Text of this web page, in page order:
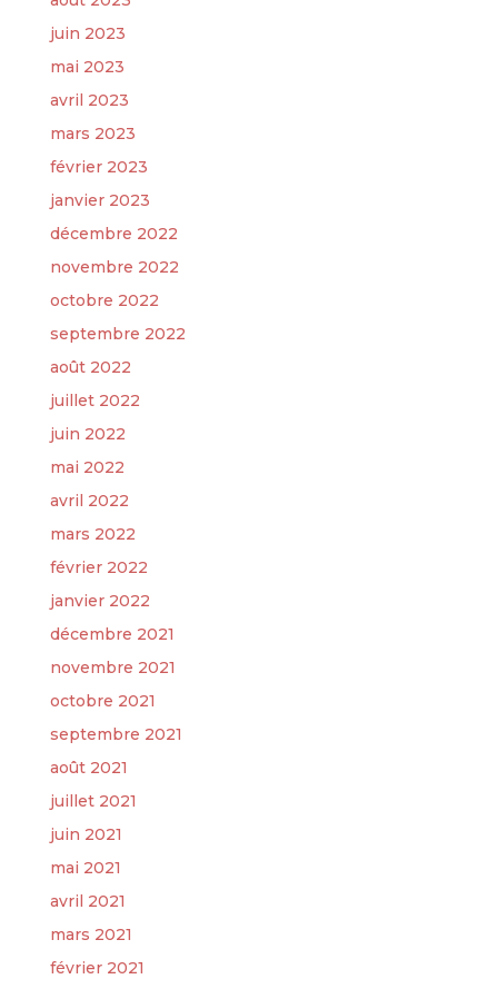
juin 2023
mai 2023
avril 2023
mars 2023
février 2023
janvier 2023
décembre 2022
novembre 2022
octobre 2022
septembre 2022
août 2022
juillet 2022
juin 2022
mai 2022
avril 2022
mars 2022
février 2022
janvier 2022
décembre 2021
novembre 2021
octobre 2021
septembre 2021
août 2021
juillet 2021
juin 2021
mai 2021
avril 2021
mars 2021
février 2021